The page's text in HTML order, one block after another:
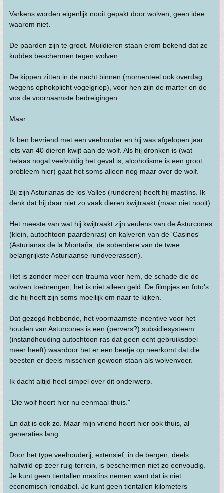
Varkens worden eigenlijk nooit gepakt door wolven, geen idee
waarom niet.
De paarden zijn te groot. Muildieren staan erom bekend dat ze
kuddes beschermen tegen wolven.
De kippen zitten in de nacht binnen (momenteel ook overdag
wegens ophokplicht vogelgriep), voor hen zijn de marter en de
vos de voornaamste bedreigingen.
Maar.
Ik ben bevriend met een veehouder en hij was afgelopen jaar
iets van 40 dieren kwijt aan de wolf. Als hij dronken is (wat
helaas nogal veelvuldig het geval is; alcoholisme is een groot
probleem hier) gaat het soms alleen nog maar over de wolf.
Bij zijn Asturianas de los Valles (runderen) heeft hij mastíns. Ik
denk dat hij daar niet zo vaak dieren kwijtraakt (maar niet nooit).
Het meeste van wat hij kwijtraakt zijn veulens van de Asturcones
(klein, autochtoon paardenras) en kalveren van de 'Casinos'
(Asturianas de la Montaña, de soberdere van de twee
belangrijkste Asturiaanse rundveerassen).
Het is zonder meer een trauma voor hem, de schade die de
wolven toebrengen, het is niet alleen geld. De filmpjes en foto's
die hij heeft zijn soms moeilijk om naar te kijken.
Dat gezegd hebbende, het voornaamste incentive voor het
houden van Asturcones is een (pervers?) subsidiesysteem
(instandhouding autochtoon ras dat geen echt gebruiksdoel
meer heeft) waardoor het er een beetje op neerkomt dat die
beesten er deels misschien gewoon staan als wolvenvoer.
Ik dacht altijd heel simpel over dit onderwerp.
"Die wolf hoort hier nu eenmaal thuis."
En dat is ook zo. Maar mijn vriend hoort hier ook thuis, al
generaties lang.
Door het type veehouderij, extensief, in de bergen, deels
halfwild op zeer ruig terrein, is beschermen niet zo eenvoudig.
Je kunt geen tientallen mastíns nemen want dat is niet
economisch rendabel. Je kunt geen tientallen kilometers